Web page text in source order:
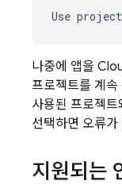
Use project
나중에 앱을
프로젝트를 계속
사용된 프로젝
선택하면 오류가
지원되는